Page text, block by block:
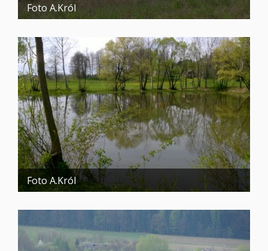
Foto A.Król
Foto A.Król